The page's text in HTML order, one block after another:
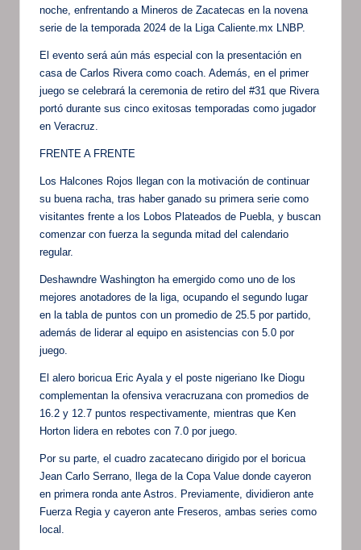
noche, enfrentando a Mineros de Zacatecas en la novena
serie de la temporada 2024 de la Liga Caliente.mx LNBP.
El evento será aún más especial con la presentación en
casa de Carlos Rivera como coach. Además, en el primer
juego se celebrará la ceremonia de retiro del #31 que Rivera
portó durante sus cinco exitosas temporadas como jugador
en Veracruz.
FRENTE A FRENTE
Los Halcones Rojos llegan con la motivación de continuar
su buena racha, tras haber ganado su primera serie como
visitantes frente a los Lobos Plateados de Puebla, y buscan
comenzar con fuerza la segunda mitad del calendario
regular.
Deshawndre Washington ha emergido como uno de los
mejores anotadores de la liga, ocupando el segundo lugar
en la tabla de puntos con un promedio de 25.5 por partido,
además de liderar al equipo en asistencias con 5.0 por
juego.
El alero boricua Eric Ayala y el poste nigeriano Ike Diogu
complementan la ofensiva veracruzana con promedios de
16.2 y 12.7 puntos respectivamente, mientras que Ken
Horton lidera en rebotes con 7.0 por juego.
Por su parte, el cuadro zacatecano dirigido por el boricua
Jean Carlo Serrano, llega de la Copa Value donde cayeron
en primera ronda ante Astros. Previamente, dividieron ante
Fuerza Regia y cayeron ante Freseros, ambas series como
local.